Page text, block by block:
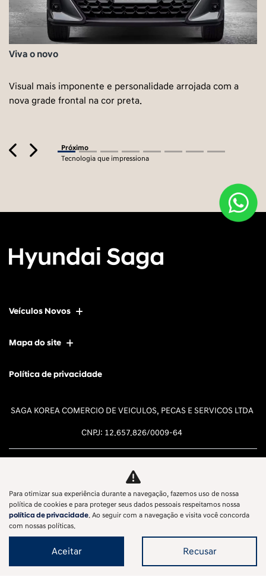
Viva o novo
Visual mais imponente e personalidade arrojada com a
nova grade frontal na cor preta.
PreviousNext
Próximo
Tecnologia que impressiona
Veículos Novos
Mapa do site
Política de privacidade
SAGA KOREA COMERCIO DE VEICULOS, PECAS E SERVICOS LTDA
CNPJ: 12.657.826/0009-64
Desacelere. Seu bem maior é a
vida.
Desenvolvido pela DEALERSPACE ® Direitos Reservados.
Para otimizar sua experiência durante a navegação, fazemos uso de nossa
política de cookies e para proteger seus dados pessoais respeitamos nossa
política de privacidade. Ao seguir com a navegação e visita você concorda
com nossas políticas.
Aceitar Recusar